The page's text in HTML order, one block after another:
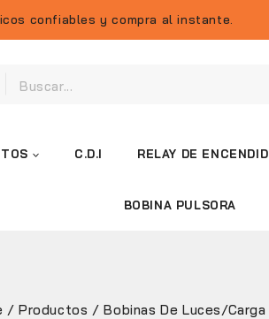
confiables y compra al instante.
C.D.I RELAY DE
BOBINA PULSORA
/ Productos / Bobinas De Luces/Carga